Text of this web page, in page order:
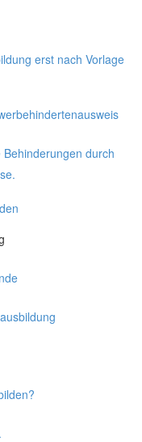
erst nach Vorlage
durch